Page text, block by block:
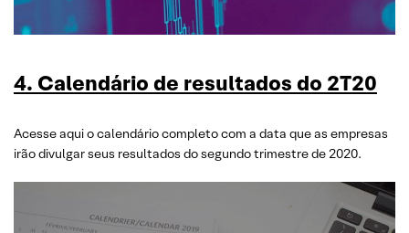
4. Calendário de resultados do 2T20
Acesse aqui o calendário completo com a data que as empresas
irão divulgar seus resultados do segundo trimestre de 2020.